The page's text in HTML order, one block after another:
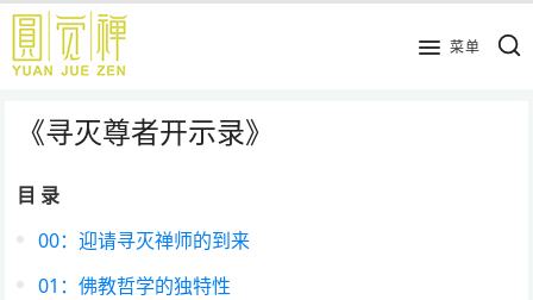
跳
主
菜单
《寻灭尊者开示录》
目 录
00：迎请寻灭禅师的到来
01：佛教哲学的独特性